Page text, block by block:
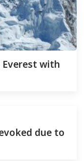
Everest with
due to